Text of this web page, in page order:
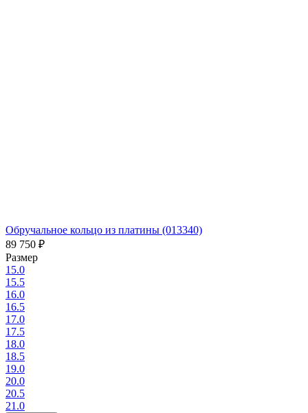
Обручальное кольцо из платины (013340)
89 750 ₽
Размер
15.0
15.5
16.0
16.5
17.0
17.5
18.0
18.5
19.0
20.0
20.5
21.0